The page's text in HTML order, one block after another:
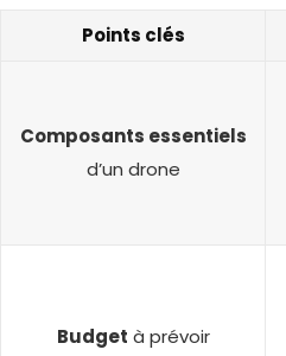
Points clés
Composants essentiels
d’un drone
Budget à prévoir